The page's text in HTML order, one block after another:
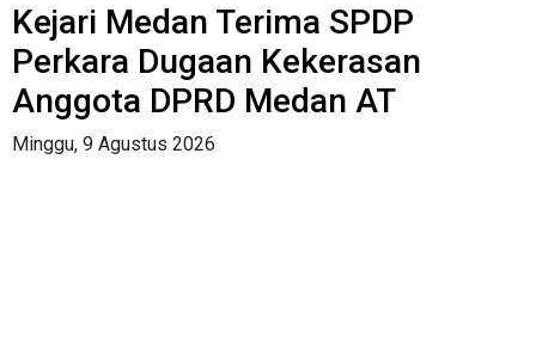
Kejari Medan Terima SPDP
Perkara Dugaan Kekerasan
Anggota DPRD Medan AT
Minggu, 9 Agustus 2026